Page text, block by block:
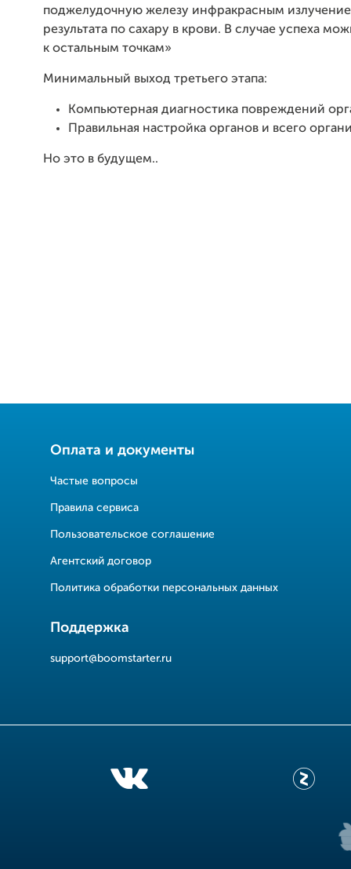
поджелудочную железу инфракрасным
результата по сахару в крови. В случае успеха
к остальным точкам»
Минимальный выход третьего этапа:
Компьютерная диагностика повреждений
Правильная настройка органов и всего
Но это в будущем..
Оплата и документы
Частые вопросы
Правила сервиса
Пользовательское соглашение
Агентский договор
Политика обработки персональных данных
Поддержка
support@boomstarter.ru